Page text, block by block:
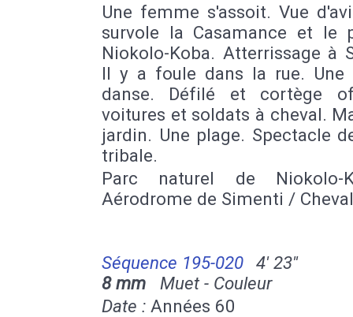
Une femme s'assoit. Vue
survole la Casamance et le
Niokolo-Koba. Atterrissage à
Il y a foule dans la rue. Une
danse. Défilé et cortège
voitures et soldats à cheval.
jardin. Une plage. Spectacle
tribale.
Parc naturel de Niokolo-
Aérodrome de Simenti / Cheval
Séquence 195-020
4' 23''
8 mm Muet - Couleur
Date : Années 60